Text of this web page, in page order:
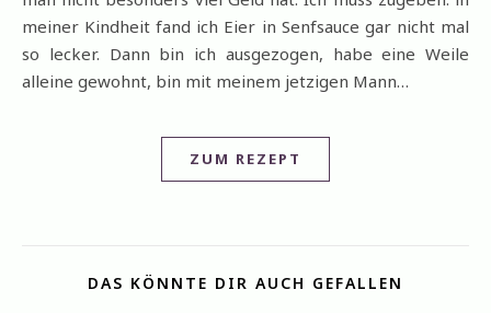
meiner Kindheit fand ich Eier in Senfsauce gar nicht mal
so lecker. Dann bin ich ausgezogen, habe eine Weile
alleine gewohnt, bin mit meinem jetzigen Mann…
ZUM REZEPT
DAS KÖNNTE DIR AUCH GEFALLEN